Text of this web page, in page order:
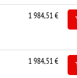
1 984,51 €
1 984,51 €